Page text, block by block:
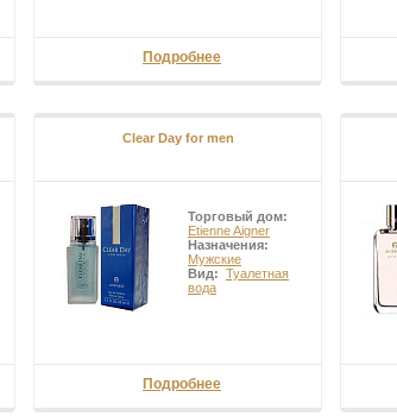
Подробнее
Clear Day for men
Торговый дом:
Etienne Aigner
Назначения:
Мужские
Вид: Туалетная
вода
Подробнее